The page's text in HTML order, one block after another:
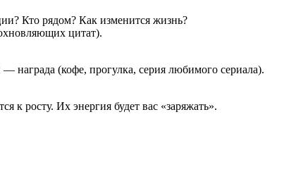
Кто рядом? Как изменится жизнь?
цитат).
(кофе, прогулка, серия любимого сериала).
к росту. Их энергия будет вас «заряжать».